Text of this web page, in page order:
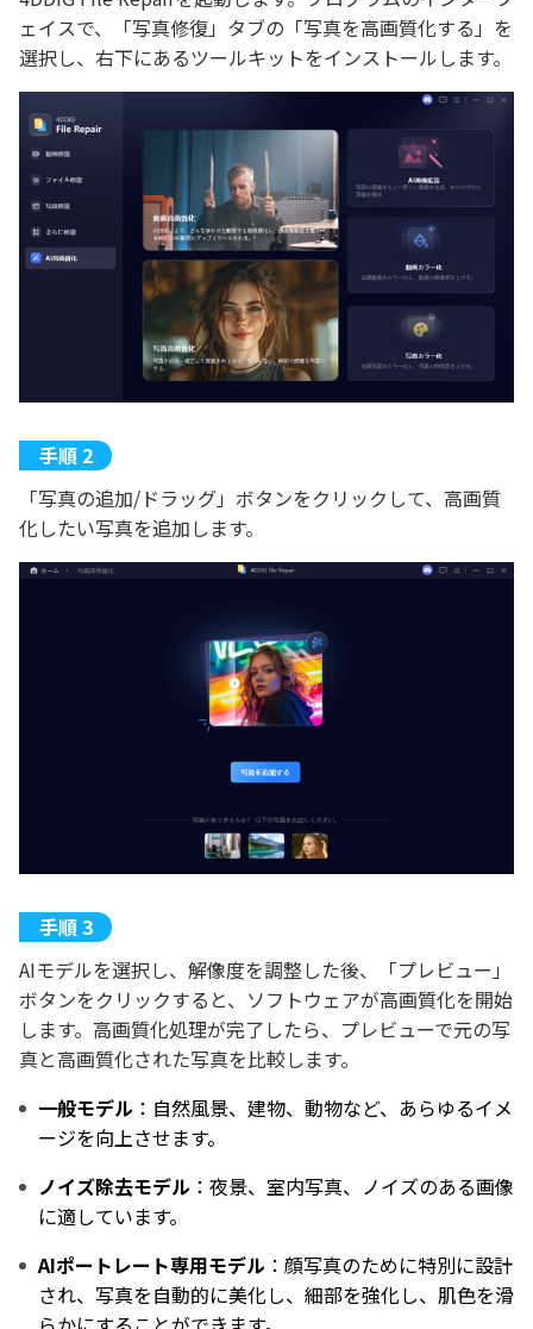
ェイスで、「写真修復」タブの「写真を高画質化する」を
選択し、右下にあるツールキットをインストールします。
「写真の追加/ドラッグ」ボタンをクリックして、高画質
化したい写真を追加します。
AIモデルを選択し、解像度を調整した後、「プレビュー」
ボタンをクリックすると、ソフトウェアが高画質化を開始
します。高画質化処理が完了したら、プレビューで元の写
真と高画質化された写真を比較します。
一般モデル ：自然風景、建物、動物など、あらゆるイメ
ージを向上させます。
ノイズ除去モデル ：夜景、室内写真、ノイズのある画像
に適しています。
AIポートレート専用モデル ：顔写真のために特別に設計
され、写真を自動的に美化し、細部を強化し、肌色を滑